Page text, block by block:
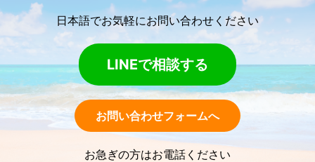
日本語でお気軽にお問い合わせください
LINEで相談する
お問い合わせフォームへ
お急ぎの方はお電話ください